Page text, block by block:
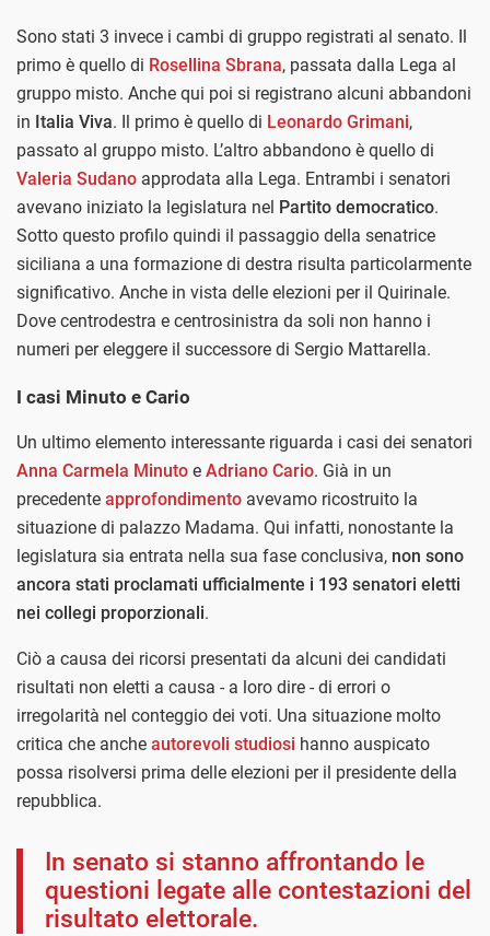
Sono stati 3 invece i cambi di gruppo registrati al senato. Il
primo è quello di Rosellina Sbrana, passata dalla Lega al
gruppo misto. Anche qui poi si registrano alcuni abbandoni
in Italia Viva. Il primo è quello di Leonardo Grimani,
passato al gruppo misto. L’altro abbandono è quello di
Valeria Sudano approdata alla Lega. Entrambi i senatori
avevano iniziato la legislatura nel Partito democratico.
Sotto questo profilo quindi il passaggio della senatrice
siciliana a una formazione di destra risulta particolarmente
significativo. Anche in vista delle elezioni per il Quirinale.
Dove centrodestra e centrosinistra da soli non hanno i
numeri per eleggere il successore di Sergio Mattarella.
I casi Minuto e Cario
Un ultimo elemento interessante riguarda i casi dei senatori
Anna Carmela Minuto e Adriano Cario. Già in un
precedente approfondimento avevamo ricostruito la
situazione di palazzo Madama. Qui infatti, nonostante la
legislatura sia entrata nella sua fase conclusiva, non sono
ancora stati proclamati ufficialmente i 193 senatori eletti
nei collegi proporzionali.
Ciò a causa dei ricorsi presentati da alcuni dei candidati
risultati non eletti a causa - a loro dire - di errori o
irregolarità nel conteggio dei voti. Una situazione molto
critica che anche autorevoli studiosi hanno auspicato
possa risolversi prima delle elezioni per il presidente della
repubblica.
In senato si stanno affrontando le
questioni legate alle contestazioni del
risultato elettorale.